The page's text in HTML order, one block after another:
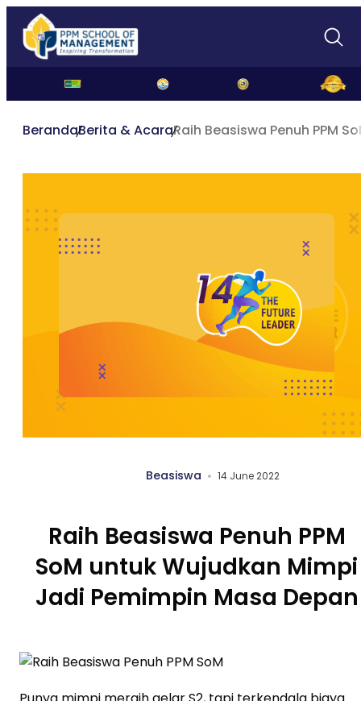
BerandaBerita & AcaraRaih Beasiswa Penuh PPM
Beasiswa 14 June 2022
Raih Beasiswa Penuh PPM
SoM untuk Wujudkan Mimpi
Jadi Pemimpin Masa Depan